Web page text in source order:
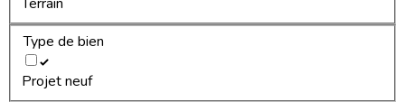
Type de bien
Projet neuf